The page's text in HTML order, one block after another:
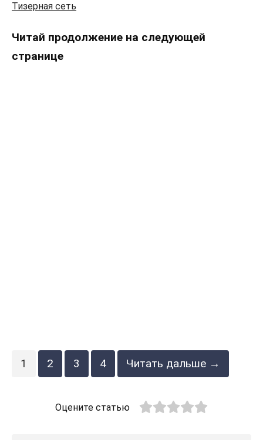
Тизерная сеть
Читай продолжение на следующей
странице
1 2 3 4 Читать дальше →
Оцените статью